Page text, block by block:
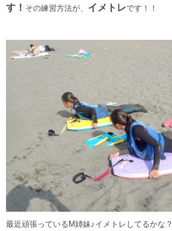
す！ その練習方法が、 イメトレです！！
最近頑張っているM姉妹♪イメトレしてるかな？